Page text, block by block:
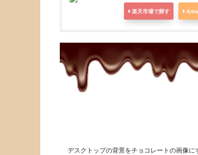
楽天市場で探す
デスクトップの背景をチョコレートの画像